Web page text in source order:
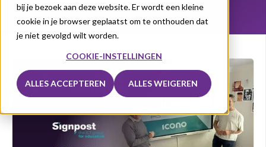
bij je bezoek aan deze website. Er wordt een kleine
cookie in je browser geplaatst om te onthouden dat
je niet gevolgd wilt worden.
COOKIE-INSTELLINGEN
ALLES ACCEPTEREN ALLES WEIGEREN